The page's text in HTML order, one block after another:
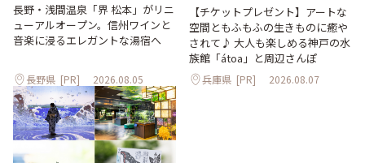
長野・浅間温泉「界 松本」がリニ
ューアルオープン。信州ワインと
音楽に浸るエレガントな湯宿へ
長野県 [PR] 2026.08.05
【チケットプレゼント】アートな
空間ともふもふの生きものに癒や
されて♪ 大人も楽しめる神戸の水
族館「átoa」と周辺さんぽ
兵庫県 [PR] 2026.08.07